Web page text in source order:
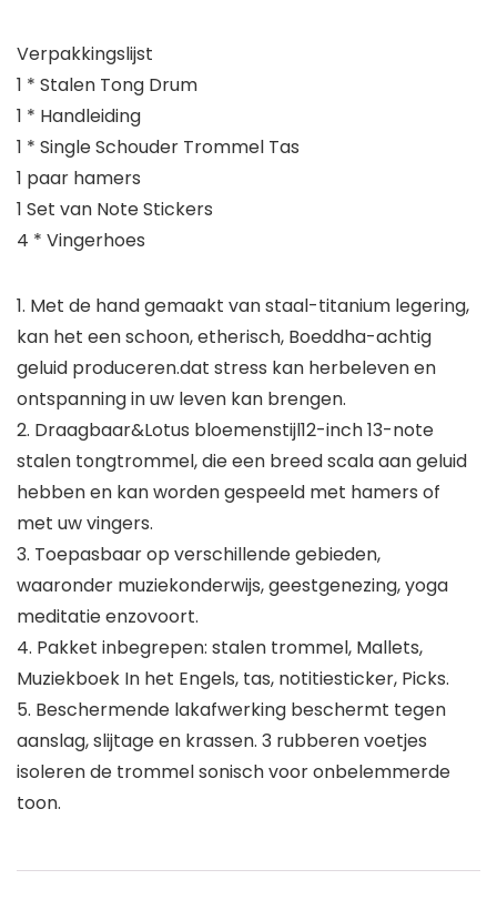
Verpakkingslijst
1 * Stalen Tong Drum
1 * Handleiding
1 * Single Schouder Trommel Tas
1 paar hamers
1 Set van Note Stickers
4 * Vingerhoes
1. Met de hand gemaakt van staal-titanium legering,
kan het een schoon, etherisch, Boeddha-achtig
geluid produceren.dat stress kan herbeleven en
ontspanning in uw leven kan brengen.
2. Draagbaar&Lotus bloemenstijl12-inch 13-note
stalen tongtrommel, die een breed scala aan geluid
hebben en kan worden gespeeld met hamers of
met uw vingers.
3. Toepasbaar op verschillende gebieden,
waaronder muziekonderwijs, geestgenezing, yoga
meditatie enzovoort.
4. Pakket inbegrepen: stalen trommel, Mallets,
Muziekboek In het Engels, tas, notitiesticker, Picks.
5. Beschermende lakafwerking beschermt tegen
aanslag, slijtage en krassen. 3 rubberen voetjes
isoleren de trommel sonisch voor onbelemmerde
toon.